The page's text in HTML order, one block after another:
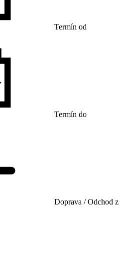
Termín od
Termín do
Doprava / Odchod z